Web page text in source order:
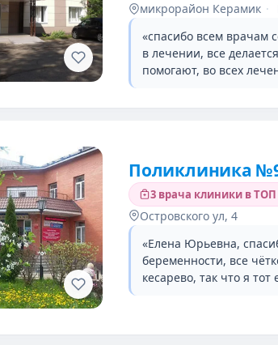
микрорайон Керамик ·
«спасибо всем врачам
в лечении, все
помогают, во всех
Поликлиника
3 врача клиники в ТОП
Островского ул, 4
«Елена Юрьевна,
беременности, все
кесарево, так что я